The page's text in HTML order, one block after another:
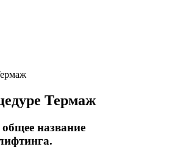
Термаж
название